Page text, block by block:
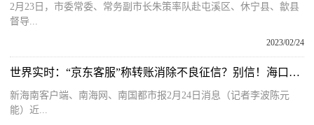
2月23日，市委常委、常务副市长朱策率队赴屯溪区、休宁县、歙县
督导...
2023/02/24
世界实时：“京东客服”称转账消除不良征信？别信！海口反诈中心发出提醒
新海南客户端、南海网、南国都市报2月24日消息（记者李波陈元
能）近...